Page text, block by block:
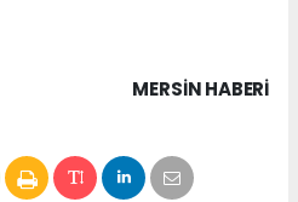
MERSIN HABERİ